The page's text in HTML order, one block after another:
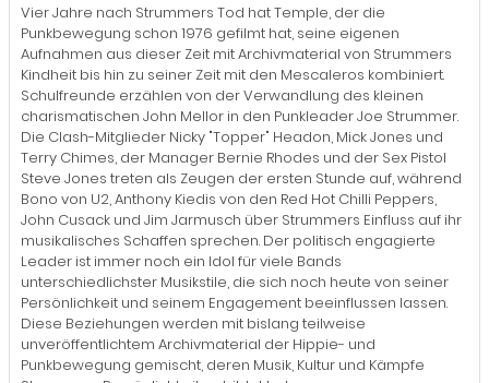
Vier Jahre nach Strummers Tod hat Temple, der die
Punkbewegung schon 1976 gefilmt hat, seine eigenen
Aufnahmen aus dieser Zeit mit Archivmaterial von Strummers
Kindheit bis hin zu seiner Zeit mit den Mescaleros kombiniert.
Schulfreunde erzählen von der Verwandlung des kleinen
charismatischen John Mellor in den Punkleader Joe Strummer.
Die Clash-Mitglieder Nicky "Topper" Headon, Mick Jones und
Terry Chimes, der Manager Bernie Rhodes und der Sex Pistol
Steve Jones treten als Zeugen der ersten Stunde auf, während
Bono von U2, Anthony Kiedis von den Red Hot Chilli Peppers,
John Cusack und Jim Jarmusch über Strummers Einfluss auf ihr
musikalisches Schaffen sprechen. Der politisch engagierte
Leader ist immer noch ein Idol für viele Bands
unterschiedlichster Musikstile, die sich noch heute von seiner
Persönlichkeit und seinem Engagement beeinflussen lassen.
Diese Beziehungen werden mit bislang teilweise
unveröffentlichtem Archivmaterial der Hippie- und
Punkbewegung gemischt, deren Musik, Kultur und Kämpfe